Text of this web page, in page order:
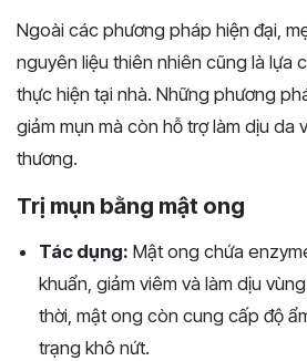
Ngoài các phương pháp hiện đại,
nguyên liệu thiên nhiên cũng là lựa
thực hiện tại nhà. Những phương
giảm mụn mà còn hỗ trợ làm dịu da
thương.
Trị mụn bằng mật ong
Tác dụng: Mật ong chứa
khuẩn, giảm viêm và làm dịu
thời, mật ong còn cung cấp độ
trạng khô nứt.